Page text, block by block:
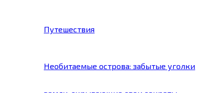
Путешествия
Необитаемые острова: забытые уголки